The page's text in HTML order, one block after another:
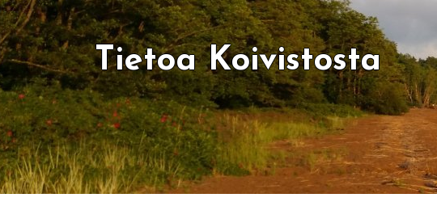
Tietoa Koivistosta